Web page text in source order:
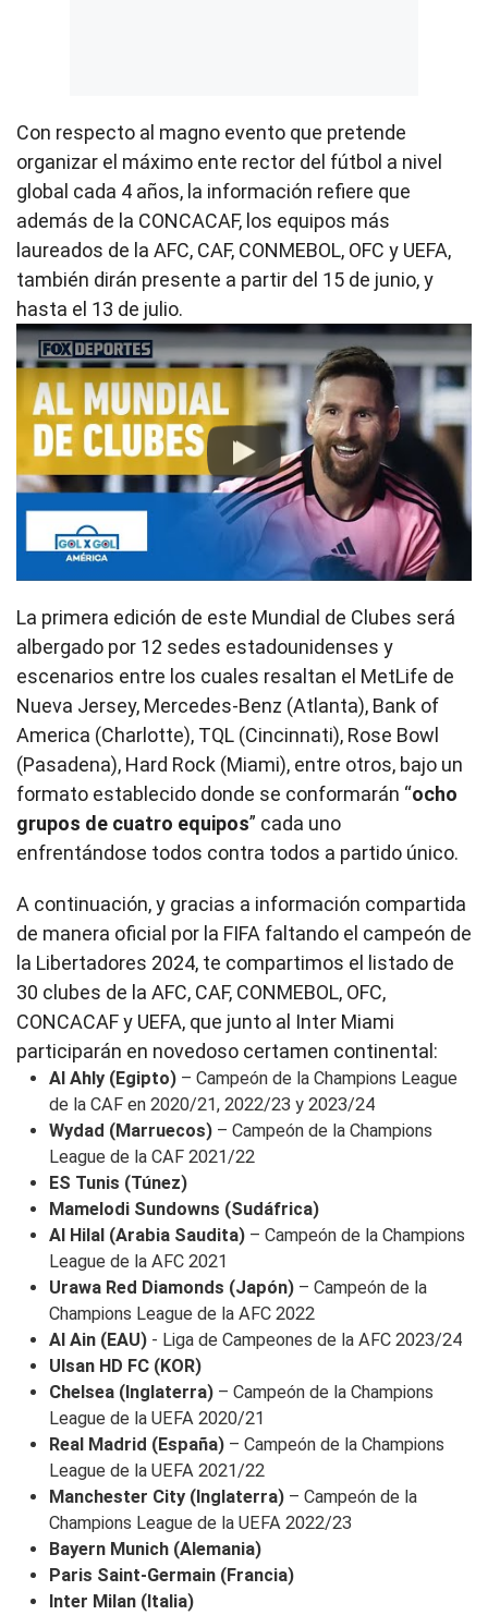
Con respecto al magno evento que pretende
organizar el máximo ente rector del fútbol a nivel
global cada 4 años, la información refiere que
además de la CONCACAF, los equipos más
laureados de la AFC, CAF, CONMEBOL, OFC y UEFA,
también dirán presente a partir del 15 de junio, y
hasta el 13 de julio.
Play
La primera edición de este Mundial de Clubes será
albergado por 12 sedes estadounidenses y
escenarios entre los cuales resaltan el MetLife de
Nueva Jersey, Mercedes-Benz (Atlanta), Bank of
America (Charlotte), TQL (Cincinnati), Rose Bowl
(Pasadena), Hard Rock (Miami), entre otros, bajo un
formato establecido donde se conformarán “ocho
grupos de cuatro equipos” cada uno
enfrentándose todos contra todos a partido único.
A continuación, y gracias a información compartida
de manera oficial por la FIFA faltando el campeón de
la Libertadores 2024, te compartimos el listado de
30 clubes de la AFC, CAF, CONMEBOL, OFC,
CONCACAF y UEFA, que junto al Inter Miami
participarán en novedoso certamen continental:
Al Ahly (Egipto) – Campeón de la Champions League
de la CAF en 2020/21, 2022/23 y 2023/24
Wydad (Marruecos) – Campeón de la Champions
League de la CAF 2021/22
ES Tunis (Túnez)
Mamelodi Sundowns (Sudáfrica)
Al Hilal (Arabia Saudita) – Campeón de la Champions
League de la AFC 2021
Urawa Red Diamonds (Japón) – Campeón de la
Champions League de la AFC 2022
Al Ain (EAU) - Liga de Campeones de la AFC 2023/24
Ulsan HD FC (KOR)
Chelsea (Inglaterra) – Campeón de la Champions
League de la UEFA 2020/21
Real Madrid (España) – Campeón de la Champions
League de la UEFA 2021/22
Manchester City (Inglaterra) – Campeón de la
Champions League de la UEFA 2022/23
Bayern Munich (Alemania)
Paris Saint-Germain (Francia)
Inter Milan (Italia)